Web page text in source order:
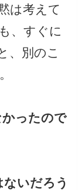
は考えて
、すぐに
、別のこ
かったので
いだろう